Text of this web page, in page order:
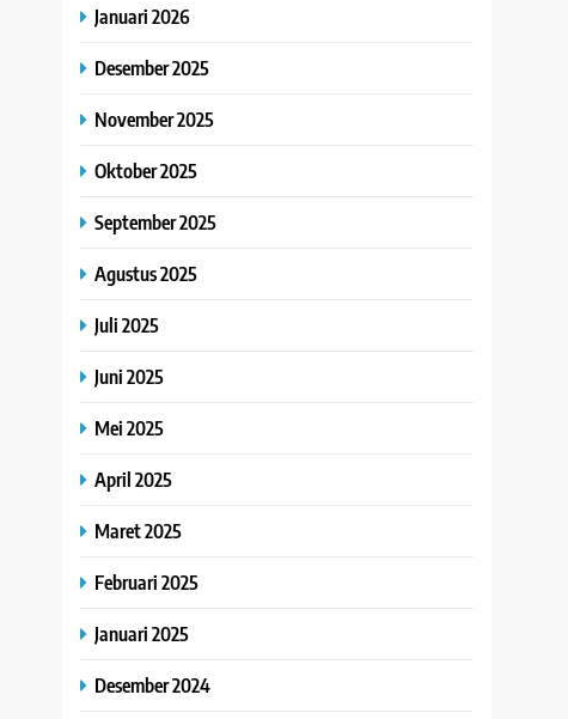
Januari 2026
Desember 2025
November 2025
Oktober 2025
September 2025
Agustus 2025
Juli 2025
Juni 2025
Mei 2025
April 2025
Maret 2025
Februari 2025
Januari 2025
Desember 2024